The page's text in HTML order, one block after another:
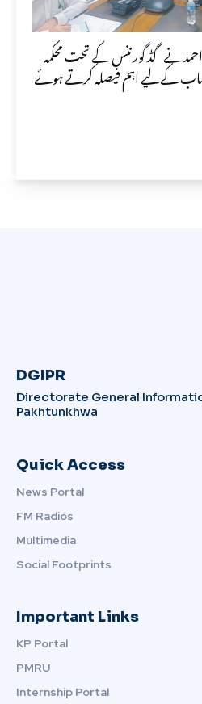
نے گڈ گورننس کے تحت محکمہ
کے لیے اہم فیصلہ کرتے ہوئے
DGIPR
Directorate General
Pakhtunkhwa
Quick Access
News Portal
FM Radios
Multimedia
Social Footprints
Important Links
KP Portal
PMRU
Internship Portal